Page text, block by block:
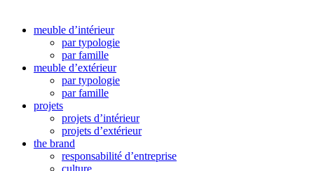
meuble d’intérieur
par typologie
par famille
meuble d’extérieur
par typologie
par famille
projets
projets d’intérieur
projets d’extérieur
the brand
responsabilité d’entreprise
culture